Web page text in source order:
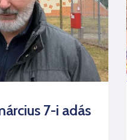
7-i adás